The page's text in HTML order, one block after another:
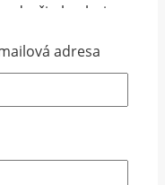
či obsahuje
o prevzatí
je nutné na
adresa